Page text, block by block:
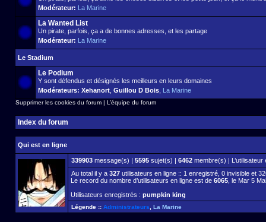
Modérateur: La Marine
La Wanted List
Un pirate, parfois, ça a de bonnes adresses, et les partage
Modérateur: La Marine
Le Stadium
Le Podium
Y sont défendus et désignés les meilleurs en leurs domaines
Modérateurs: Xehanort Guillou D Bois La Marine
Supprimer les cookies du forum | L’équipe du forum
Index du forum
Qui est en ligne
339903 message(s) | 5595 sujet(s) | 6462 membre(s) |
Au total il y a 327 utilisateurs en ligne :: 1 enregistré, 0 invisible et
Le record du nombre d’utilisateurs en ligne est de 6065 , le Mar 5
Utilisateurs enregistrés : pumpkin king
Légende :: Administrateurs La Marine